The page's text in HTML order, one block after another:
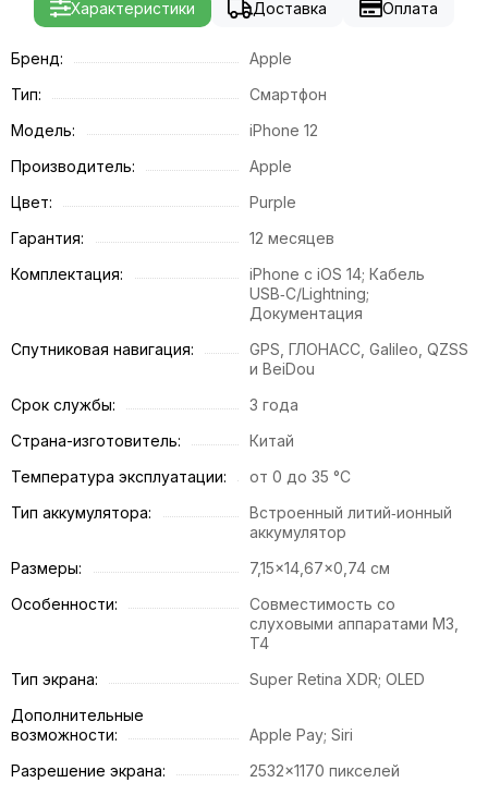
Характеристики Доставка Оплата
Бренд:
Apple
Тип:
Смартфон
Модель:
iPhone 12
Производитель:
Apple
Цвет:
Purple
Гарантия:
12 месяцев
Комплектация:
iPhone с iOS 14; Кабель
USB‑C/Lightning;
Документация
Спутниковая навигация:
GPS, ГЛОНАСС, Galileo, QZSS
и BeiDou
Срок службы:
3 года
Страна-изготовитель:
Китай
Температура эксплуатации:
от 0 до 35 °C
Тип аккумулятора:
Встроенный литий‑ионный
аккумулятор
Размеры:
7,15x14,67x0,74 см
Особенности:
Совместимость со
слуховыми аппаратами M3,
T4
Тип экрана:
Super Retina XDR; OLED
Дополнительные
возможности:
Apple Pay; Siri
Разрешение экрана:
2532×1170 пикселей